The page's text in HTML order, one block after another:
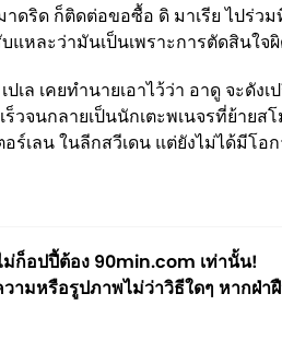
ดริด ก็ติดต่อขอซื้อ ดิ มาเรีย ไปร่วม
หละว่ามันเป็นเพราะการตัดสินใจ
ล เคยทำนายเอาไว้ว่า อาดู จะดังเ
ร็วจนกลายเป็นนักเตะพเนจรที่ย้ายส
เลน ในลีกสวีเดน แต่ยังไม่ได้มีโอ
ก็อปปี้ต้อง 90min.com เท่านั้น!
มหรือรูปภาพไม่ว่าวิธีใดๆ หากฝ่